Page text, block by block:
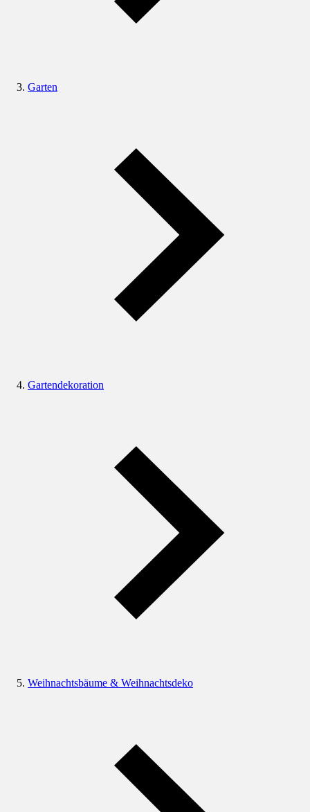
Garten
Gartendekoration
Weihnachtsbäume & Weihnachtsdeko